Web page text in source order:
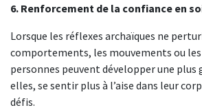
6. Renforcement de la confiance en
Lorsque les réflexes archaïques ne
comportements, les mouvements ou
personnes peuvent développer une plus
elles, se sentir plus à l’aise dans leur
défis.